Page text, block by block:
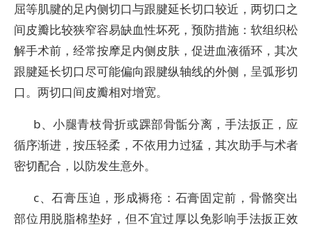
屈等肌腱的足内侧切口与跟腱延长切口较近，两切口之
间皮瓣比较狭窄容易缺血性坏死，预防措施：软组织松
解手术前，经常按摩足内侧皮肤，促进血液循环，其次
跟腱延长切口尽可能偏向跟腱纵轴线的外侧，呈弧形切
口。两切口间皮瓣相对增宽。
b、小腿青枝骨折或踝部骨骺分离，手法扳正，应
循序渐进，按压轻柔，不依用力过猛，其次助手与术者
密切配合，以防发生意外。
c、石膏压迫，形成褥疮：石膏固定前，骨骼突出
部位用脱脂棉垫好，但不宜过厚以免影响手法扳正效